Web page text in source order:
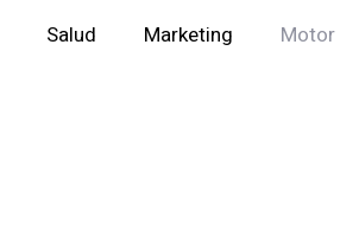
Salud Marketing Motor